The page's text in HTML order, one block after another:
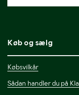
Køb og sælg
Købsvilkår
Sådan handler du på